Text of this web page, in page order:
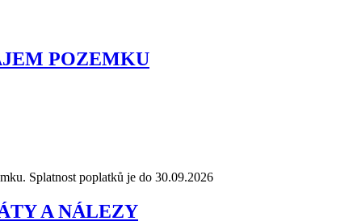
POZEMKU
Splatnost poplatků je do 30.09.2026
A NÁLEZY